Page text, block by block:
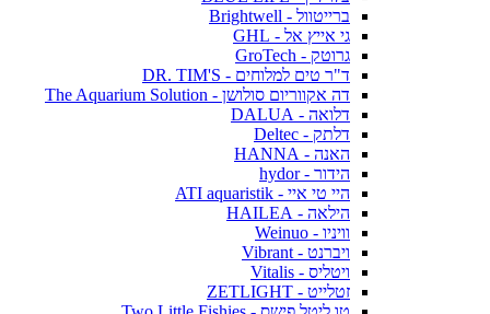
ברייטוול - Brightwell
גי אייץ אל - GHL
גרוטק - GroTech
ד"ר טים למלוחים - DR. TIM'S
דה אקווריום סולושן - The Aquarium Solution
דלואה - DALUA
דלתק - Deltec
האנה - HANNA
הידור - hydor
היי טי איי - ATI aquaristik
הילאה - HAILEA
וויניו - Weinuo
ויברנט - Vibrant
ויטליס - Vitalis
זטלייט - ZETLIGHT